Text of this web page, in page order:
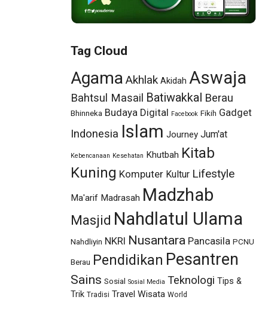
Tag Cloud
Agama Akhlak Akidah Aswaja
Bahtsul Masail Batiwakkal Berau
Bhinneka Budaya Digital Facebook Fikih Gadget
Indonesia Islam Journey Jum'at
Kebencanaan Kesehatan Khutbah Kitab
Kuning Komputer Kultur Lifestyle
Ma'arif Madrasah Madzhab
Masjid Nahdlatul Ulama
Nahdliyin NKRI Nusantara Pancasila PCNU
Berau Pendidikan Pesantren
Sains Sosial Sosial Media Teknologi Tips &
Trik Tradisi Travel Wisata World